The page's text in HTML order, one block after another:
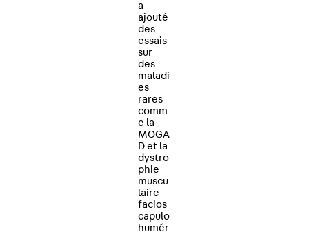
a
ajouté
des
essais
sur
des
maladi
es
rares
comm
e la
MOGA
D et la
dystro
phie
muscu
laire
facios
capulo
humér